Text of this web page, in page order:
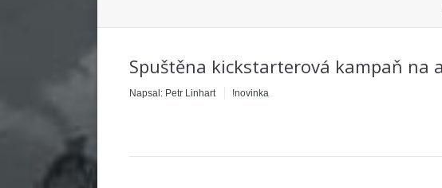
Spuštěna kickstarterová kampaň na
Napsal: Petr Linhart !novinka